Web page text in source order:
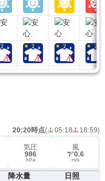
20:20時点( 05:18 18:59)
気圧
986
hPa
風
0.6
m/s
降水量 日照